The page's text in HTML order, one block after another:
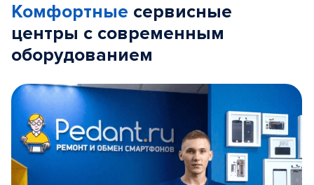
Комфортные сервисные
центры с современным
оборудованием